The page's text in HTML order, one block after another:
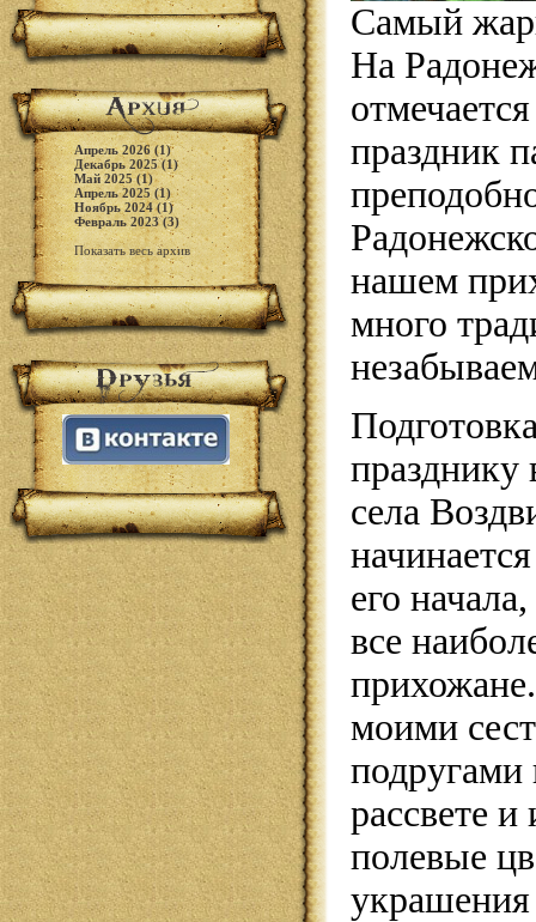
Апрель 2026 (1)
Декабрь 2025 (1)
Май 2025 (1)
Апрель 2025 (1)
Ноябрь 2024 (1)
Февраль 2023 (3)
Показать весь архив
Самый
На
праздник
нашем
много
села
его
все
моими
подругами
рассвете и
полевые